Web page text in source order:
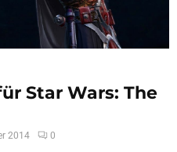
Star Wars: The
2014 0